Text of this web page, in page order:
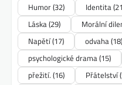
Humor(32) Identita
Láska(29) Morální
Napětí(17) odvaha(18)
psychologické drama(15)
přežití. (16) Přátelství